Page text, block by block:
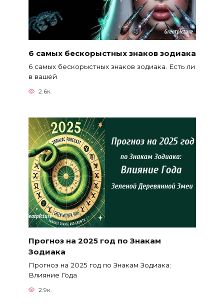
6 самых бескорыстных знаков зодиака
6 самых бескорыстных знаков зодиака. Есть ли
в вашей
2.6к.
Прогноз на 2025 год по Знакам
Зодиака
Прогноз на 2025 год по Знакам Зодиака:
Влияние Года
2.9к.